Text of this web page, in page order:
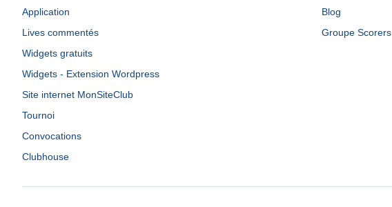
Application
Lives commentés
Widgets gratuits
Widgets - Extension Wordpress
Site internet MonSiteClub
Tournoi
Convocations
Clubhouse
Blog
Groupe Scorers